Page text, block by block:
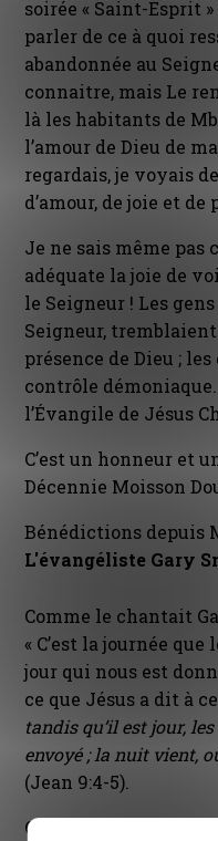
soirée « Saint-Esprit
parler de ce à quoi
abandonnée au
connaitre, mais Le
là les habitants de
l’amour de Dieu de
regardais, je voyais
d’amour, de joie et
Je ne sais même
adéquate la joie de
le Seigneur ! Les
Seigneur,
présence de Dieu ;
contrôle démoniaque.
l’Évangile de Jésus
C’est un honneur et
Décennie Moisson
Bénédictions depuis
L'évangéliste Gary
Comme le chantait
« C’est la journée
jour qui nous est
ce que Jésus a dit à
tandis qu’il est jour,
envoyé ; la nuit vient,
(Jean 9:4-5).
Continuons à